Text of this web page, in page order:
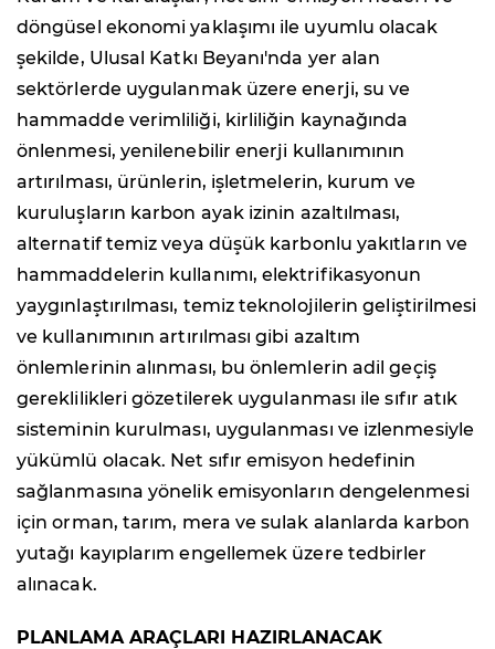
döngüsel ekonomi yaklaşımı ile uyumlu olacak
şekilde, Ulusal Katkı Beyanı'nda yer alan
sektörlerde uygulanmak üzere enerji, su ve
hammadde verimliliği, kirliliğin kaynağında
önlenmesi, yenilenebilir enerji kullanımının
artırılması, ürünlerin, işletmelerin, kurum ve
kuruluşların karbon ayak izinin azaltılması,
alternatif temiz veya düşük karbonlu yakıtların ve
hammaddelerin kullanımı, elektrifikasyonun
yaygınlaştırılması, temiz teknolojilerin geliştirilmesi
ve kullanımının artırılması gibi azaltım
önlemlerinin alınması, bu önlemlerin adil geçiş
gereklilikleri gözetilerek uygulanması ile sıfır atık
sisteminin kurulması, uygulanması ve izlenmesiyle
yükümlü olacak. Net sıfır emisyon hedefinin
sağlanmasına yönelik emisyonların dengelenmesi
için orman, tarım, mera ve sulak alanlarda karbon
yutağı kayıplarım engellemek üzere tedbirler
alınacak.
PLANLAMA ARAÇLARI HAZIRLANACAK